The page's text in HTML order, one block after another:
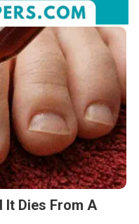
It Dies From A